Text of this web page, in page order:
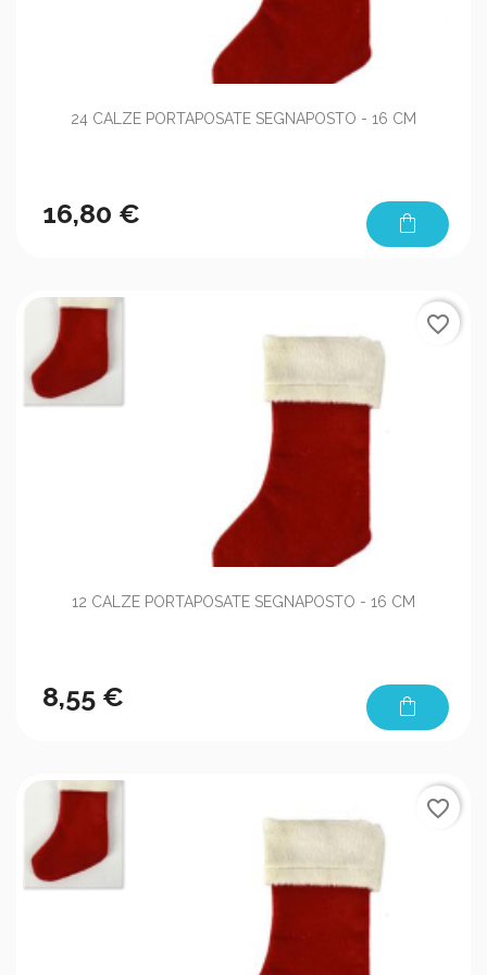
24 CALZE PORTAPOSATE SEGNAPOSTO - 16 CM
16,80 € shopping_bag
12 CALZE PORTAPOSATE SEGNAPOSTO - 16 CM
8,55 € shopping_bag
favorite_border
favorite_border